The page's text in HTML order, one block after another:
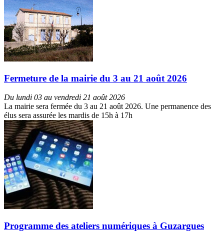
Fermeture de la mairie du 3 au 21 août 2026
Du lundi 03 au vendredi 21 août 2026
La mairie sera fermée du 3 au 21 août 2026. Une permanence des
élus sera assurée les mardis de 15h à 17h
Programme des ateliers numériques à Guzargues